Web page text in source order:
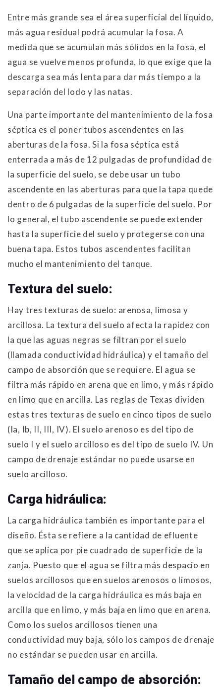
Entre más grande sea el área superficial del líquido,
más agua residual podrá acumular la fosa. A
medida que se acumulan más sólidos en la fosa, el
agua se vuelve menos profunda, lo que exige que la
descarga sea más lenta para dar más tiempo a la
separación del lodo y las natas.
Una parte importante del mantenimiento de la fosa
séptica es el poner tubos ascendentes en las
aberturas de la fosa. Si la fosa séptica está
enterrada a más de 12 pulgadas de profundidad de
la superficie del suelo, se debe usar un tubo
ascendente en las aberturas para que la tapa quede
dentro de 6 pulgadas de la superficie del suelo. Por
lo general, el tubo ascendente se puede extender
hasta la superficie del suelo y protegerse con una
buena tapa. Estos tubos ascendentes facilitan
mucho el mantenimiento del tanque.
Textura del suelo:
Hay tres texturas de suelo: arenosa, limosa y
arcillosa. La textura del suelo afecta la rapidez con
la que las aguas negras se filtran por el suelo
(llamada conductividad hidráulica) y el tamaño del
campo de absorción que se requiere. El agua se
filtra más rápido en arena que en limo, y más rápido
en limo que en arcilla. Las reglas de Texas dividen
estas tres texturas de suelo en cinco tipos de suelo
(Ia, Ib, II, III, IV). El suelo arenoso es del tipo de
suelo I y el suelo arcilloso es del tipo de suelo IV. Un
campo de drenaje estándar no puede usarse en
suelo arcilloso.
Carga hidráulica:
La carga hidráulica también es importante para el
diseño. Ésta se refiere a la cantidad de efluente
que se aplica por pie cuadrado de superficie de la
zanja. Puesto que el agua se filtra más despacio en
suelos arcillosos que en suelos arenosos o limosos,
la velocidad de la carga hidráulica es más baja en
arcilla que en limo, y más baja en limo que en arena.
Como los suelos arcillosos tienen una
conductividad muy baja, sólo los campos de drenaje
no estándar se pueden usar en arcilla.
Tamaño del campo de absorción: